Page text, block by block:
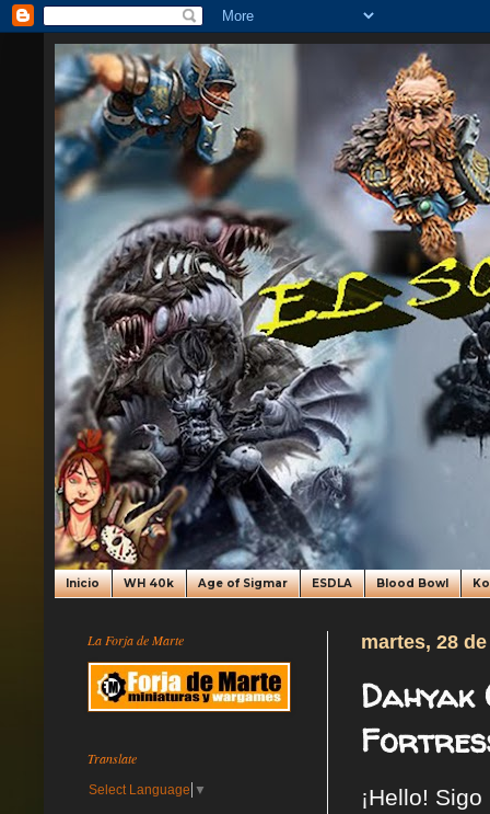
Inicio WH 40k Age of Sigmar ESDLA Blood Bowl
martes, 28
¡Hello!
La Forja de Marte
Translate
Select Language ▼